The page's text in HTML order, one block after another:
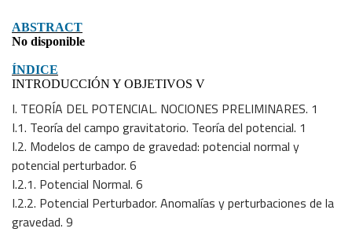
ABSTRACT
No disponible
ÍNDICE
INTRODUCCIÓN Y OBJETIVOS V
I. TEORÍA DEL POTENCIAL. NOCIONES PRELIMINARES. 1
I.1. Teoría del campo gravitatorio. Teoría del potencial. 1
I.2. Modelos de campo de gravedad: potencial normal y
potencial perturbador. 6
I.2.1. Potencial Normal. 6
I.2.2. Potencial Perturbador. Anomalías y perturbaciones de la
gravedad. 9